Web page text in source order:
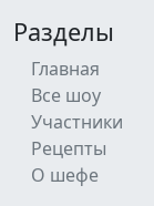
Разделы
Главная
Все шоу
Участники
Рецепты
О шефе